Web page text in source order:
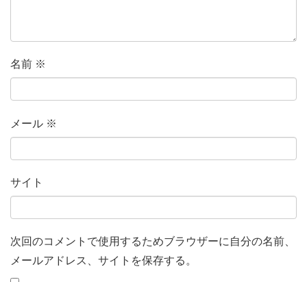
名前 ※
メール ※
サイト
次回のコメントで使用するためブラウザーに自分の名前、
メールアドレス、サイトを保存する。